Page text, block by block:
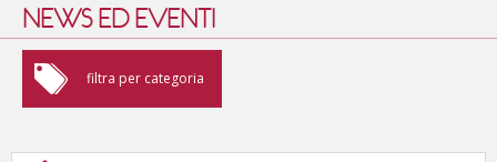
NEWS ED EVENTI
filtra per categoria
arte e cultura